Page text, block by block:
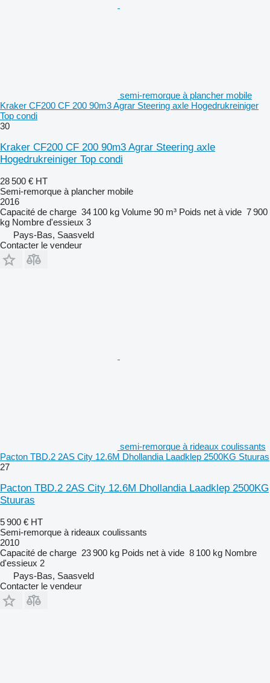
semi-remorque à plancher mobile
Kraker CF200 CF 200 90m3 Agrar Steering axle Hogedrukreiniger
Top condi
30
Kraker CF200 CF 200 90m3 Agrar Steering axle
Hogedrukreiniger Top condi
28 500 € HT
Semi-remorque à plancher mobile
2016
Capacité de charge 34 100 kg Volume 90 m³ Poids net à vide 7 900
kg Nombre d'essieux 3
Pays-Bas, Saasveld
Contacter le vendeur
semi-remorque à rideaux coulissants
Pacton TBD.2 2AS City 12.6M Dhollandia Laadklep 2500KG Stuuras
27
Pacton TBD.2 2AS City 12.6M Dhollandia Laadklep 2500KG
Stuuras
5 900 € HT
Semi-remorque à rideaux coulissants
2010
Capacité de charge 23 900 kg Poids net à vide 8 100 kg Nombre
d'essieux 2
Pays-Bas, Saasveld
Contacter le vendeur